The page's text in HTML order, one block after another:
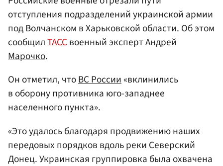
отступления подразделений украинской армии
под Волчанском в Харьковской области. Об этом
сообщилТАССвоенный эксперт Андрей
Марочко.
Он отметил, чтоВС России«вклинились
в оборону противника юго-западнее
населенного пункта».
«Это удалось благодаря продвижению наших
передовых порядков вдоль реки Северский
Донец. Украинская группировка была охвачена